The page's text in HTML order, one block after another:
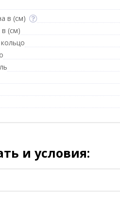
в (см)
(см)
и условия: